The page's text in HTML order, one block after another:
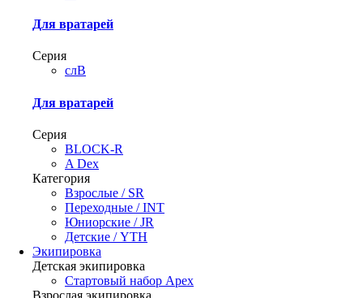
Для вратарей
Серия
слВ
Для вратарей
Серия
BLOCK-R
A Dex
Категория
Взрослые / SR
Переходные / INT
Юниорские / JR
Детские / YTH
Экипировка
Детская экипировка
Стартовый набор Арех
Взрослая экипировка